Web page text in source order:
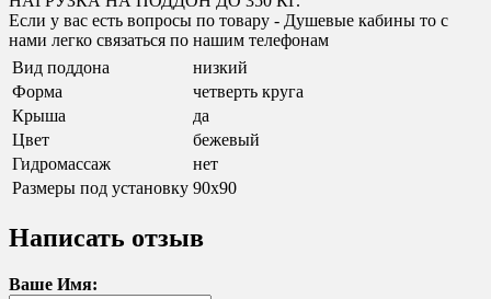
Если у вас есть вопросы по товару - Душевые кабины то с
нами легко связаться по нашим телефонам
Вид поддона
низкий
Форма
четверть круга
Крыша
да
Цвет
бежевый
Гидромассаж
нет
Размеры под установку 90х90
Написать отзыв
Ваше Имя: